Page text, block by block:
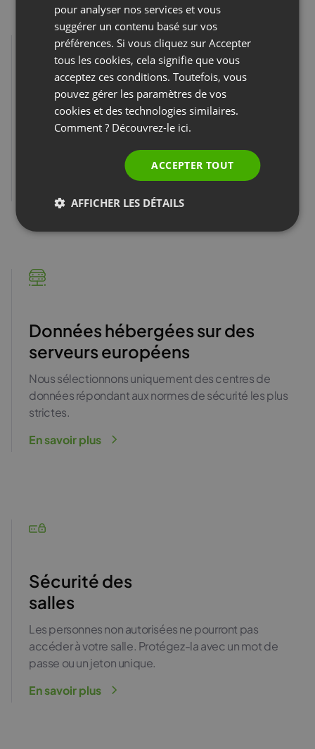
Chiffrement de bout en bout
(E2EE)
confidentialité et la protection de vos données.
Données hébergées sur des
serveurs européens
Nous sélectionnons uniquement des centres de
données répondant aux normes de sécurité les plus
strictes.
En savoir plus
Sécurité des
salles
Les personnes non autorisées ne pourront pas
accéder à votre salle. Protégez-la avec un mot de
passe ou un jeton unique.
En savoir plus
SPANISH
PORTUGUESE
pour analyser nos services et vous
suggérer un contenu basé sur vos
préférences. Si vous cliquez sur Accepter
tous les cookies, cela signifie que vous
acceptez ces conditions. Toutefois, vous
pouvez gérer les paramètres de vos
cookies et des technologies similaires.
Comment ? Découvrez-le ici.
ACCEPTER TOUT
AFFICHER LES DÉTAILS